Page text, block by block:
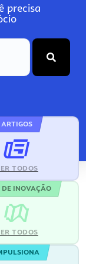
precisa
ARTIGOS
TODOS
INOVAÇÃO
TODOS